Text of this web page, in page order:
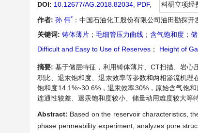
DOI: 10.12677/AG.2018.82034 PDF,
科研立项经
作者: 孙 伟* ：中国石油化工股份有限公司油田勘探开
关键词: 铸体薄片 ； 毛细管压力曲线 ； 含气饱和度 ；
Difficult and Easy to Use of Reserves ； Height of
摘要:基于储层特征，利用铸体薄片、CT扫描、岩
积比、退汞饱和度、退汞效率等参数和两相渗流机
饱和度14.1%~30.6%，退汞效率30%，原始含气饱
连通性较差、退汞饱和度较小、储量动用难度较大等
Abstract: Based on the reservoir characteristics,
phase permeability experiment, analyzes pore